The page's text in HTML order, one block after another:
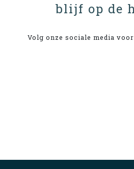
blijf op de
Volg onze sociale media